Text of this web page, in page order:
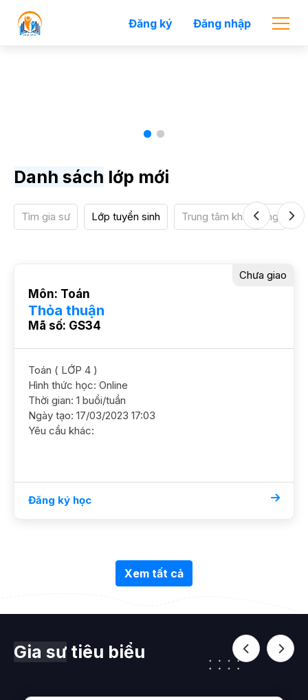
Đăng ký Đăng nhập
Danh sách lớp mới
Tìm gia sư Lớp tuyển sinh Trung tâm khai giảng
Môn: Toán
Thỏa thuận
Mã số: GS34
Chưa giao
Toán ( LỚP 4 )
Hình thức học: Online
Thời gian: 1 buổi/tuần
Ngày tạo: 17/03/2023 17:03
Yêu cầu khác:
Đăng ký học
Xem tất cả
Gia sư tiêu biểu